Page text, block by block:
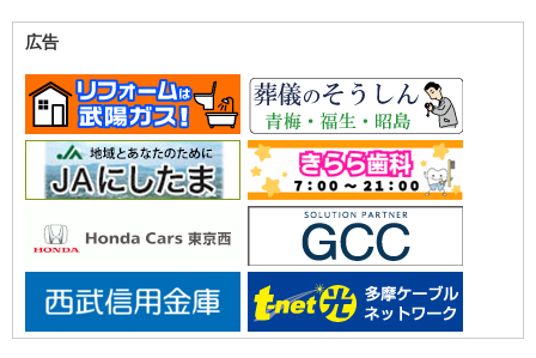
広告